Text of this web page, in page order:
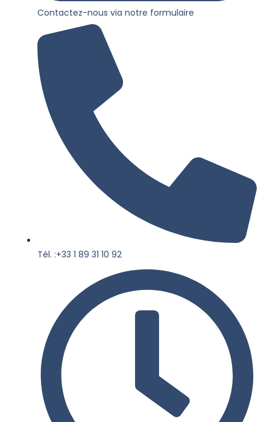
Contactez-nous via notre formulaire
Tél. :+33 1 89 31 10 92